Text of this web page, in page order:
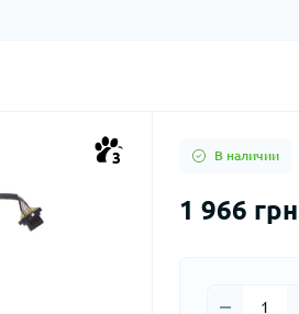
3 В наличии
1 966 грн